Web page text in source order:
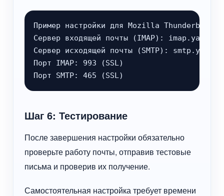
Пример настройки для Mozilla Thunderbird:
Сервер входящей почты (IMAP):
Сервер исходящей почты (SMTP):
Порт IMAP: 993 (SSL)
Порт SMTP: 465 (SSL)
Шаг 6: Тестирование
После завершения настройки обязательно
проверьте работу почты, отправив тестовые
письма и проверив их получение.
Самостоятельная настройка требует времени